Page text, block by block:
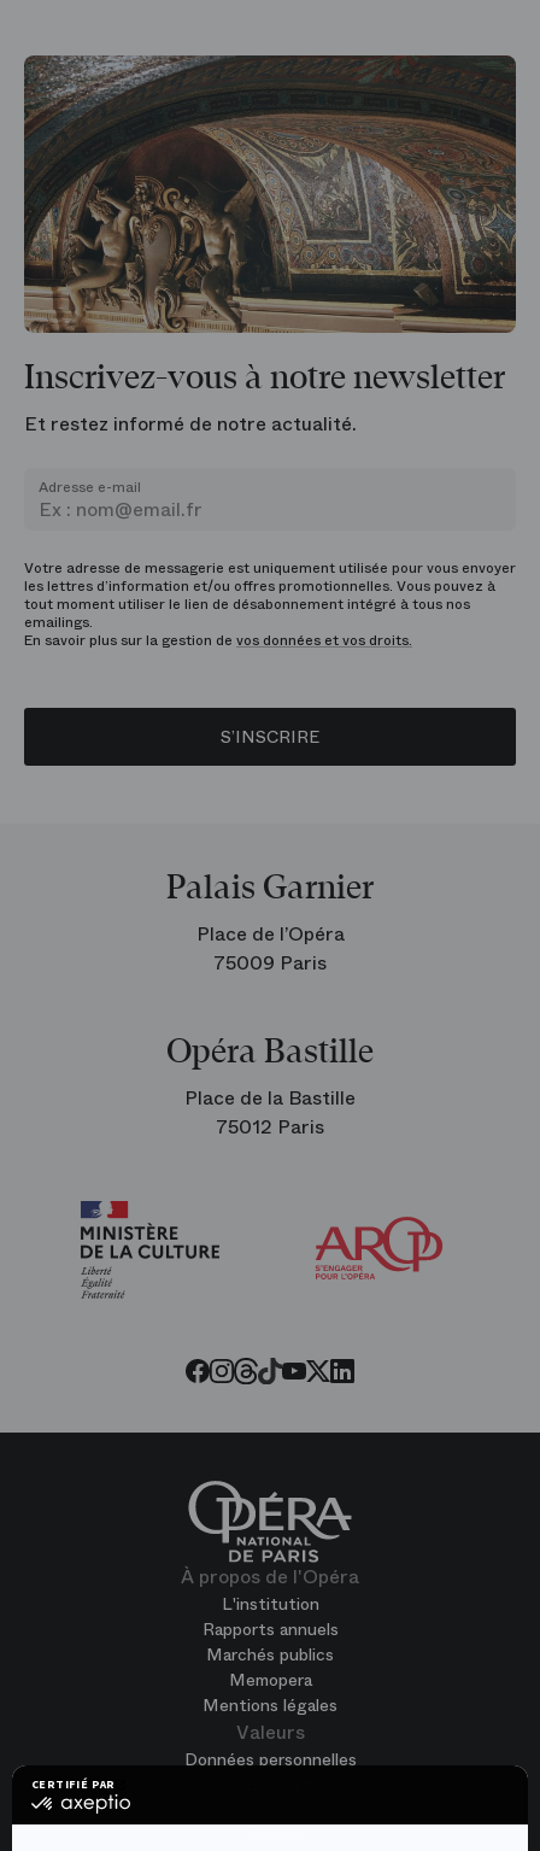
CERTIFIÉ PAR
certifié
Inscrivez-vous à notre newsletter
Et restez informé de notre actualité.
Adresse e-mail
Votre adresse de messagerie est uniquement utilisée pour vous envoyer
les lettres d’information et/ou offres promotionnelles. Vous pouvez à
tout moment utiliser le lien de désabonnement intégré à tous nos
emailings.
En savoir plus sur la gestion de vos données et vos droits.
S’INSCRIRE
Palais Garnier
Place de l’Opéra
75009 Paris
Opéra Bastille
Place de la Bastille
75012 Paris
Facebook
Instagram
Threads
Tiktok
Youtube
Twitter
LinkedIn
À propos de l'Opéra
L'institution
Rapports annuels
Marchés publics
Memopera
Mentions légales
Valeurs
Données personnelles